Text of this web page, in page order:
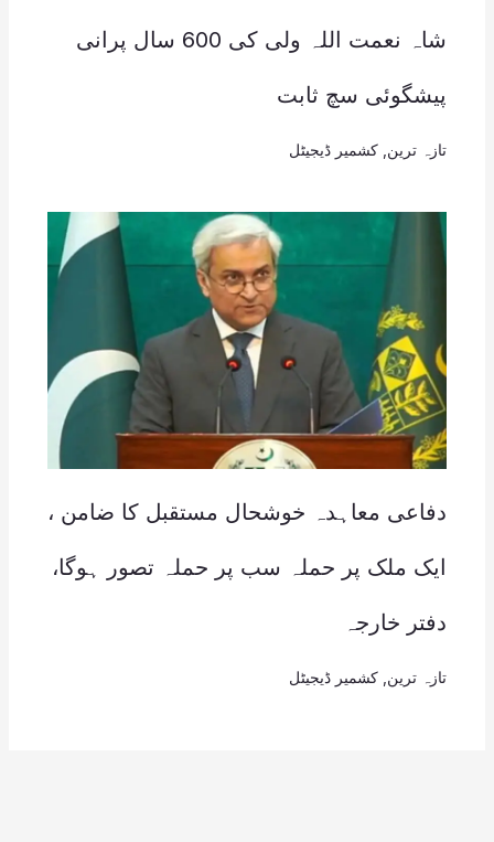
شاہ نعمت اللہ ولی کی 600 سال پرانی
پیشگوئی سچ ثابت
تازہ ترین کشمیر ڈیجیٹل
دفاعی معاہدہ خوشحال مستقبل کا ضامن ،
ایک ملک پر حملہ سب پر حملہ تصور ہوگا،
دفتر خارجہ
تازہ ترین کشمیر ڈیجیٹل